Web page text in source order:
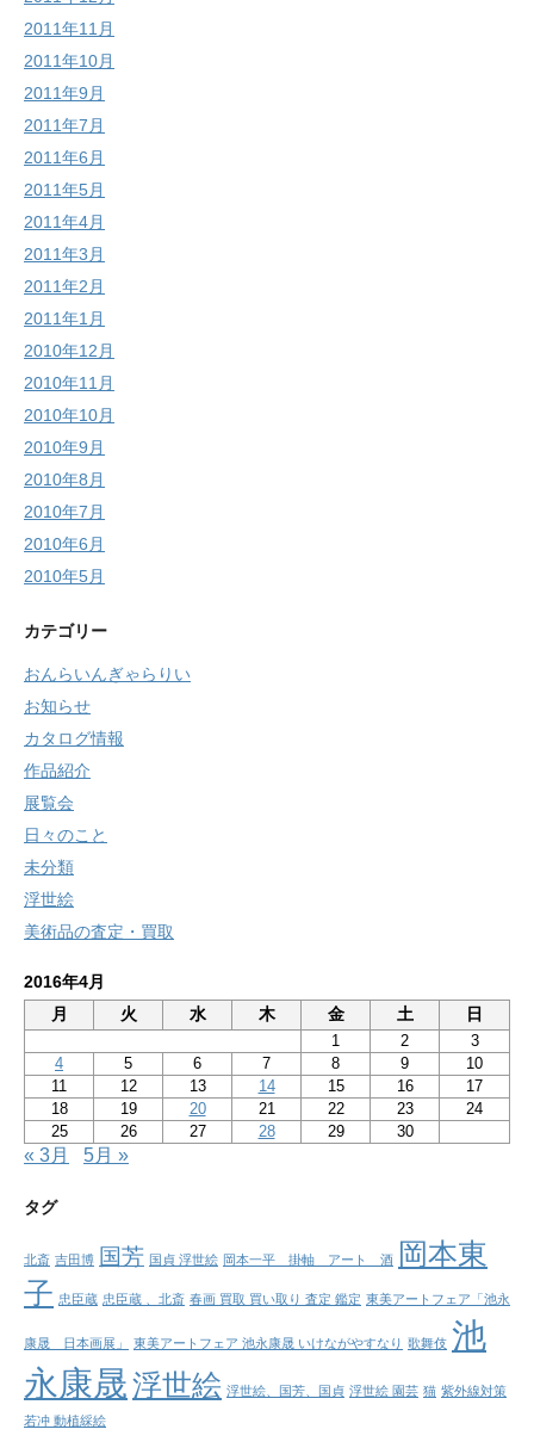
2011年11月
2011年10月
2011年9月
2011年7月
2011年6月
2011年5月
2011年4月
2011年3月
2011年2月
2011年1月
2010年12月
2010年11月
2010年10月
2010年9月
2010年8月
2010年7月
2010年6月
2010年5月
カテゴリー
おんらいんぎゃらりい
お知らせ
カタログ情報
作品紹介
展覧会
日々のこと
未分類
浮世絵
美術品の査定・買取
2016年4月
月
火 水 木 金 土 日
1 2
3
4
5 6 7 8 9
10
11
12 13 14 15 16
17
18
19 20 21 22 23
24
25
26 27 28 29 30
« 3月 5月 »
タグ
北斎 吉田博 国芳 国貞 浮世絵 岡本一平 掛軸 アート 酒 岡本東
子 忠臣蔵 忠臣蔵 、北斎 春画 買取 買い取り 査定 鑑定 東美アートフェア「池永
康晟 日本画展」 東美アートフェア 池永康晟 いけながやすなり 歌舞伎 池
永康晟浮世絵 浮世絵、国芳、国貞 浮世絵 園芸 猫 紫外線対策
若冲 動植綵絵